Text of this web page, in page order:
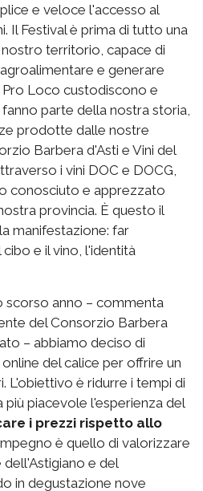
e veloce l'accesso al
Il Festival è prima di tutto una
territorio, capace di
e generare
Loco custodiscono e
parte della nostra storia,
prodotte dalle nostre
Barbera d'Asti e Vini del
i vini DOC e DOCG,
conosciuto e apprezzato
provincia. È questo il
manifestazione: far
e il vino, l'identità
scorso anno – commenta
del Consorzio Barbera
– abbiamo deciso di
del calice per offrire un
L'obiettivo è ridurre i tempi di
piacevole l'esperienza del
i prezzi rispetto allo
è quello di valorizzare
e del
in degustazione nove